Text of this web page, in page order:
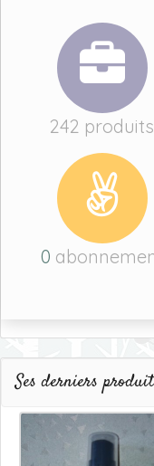
242 produits
0
Ses derniers